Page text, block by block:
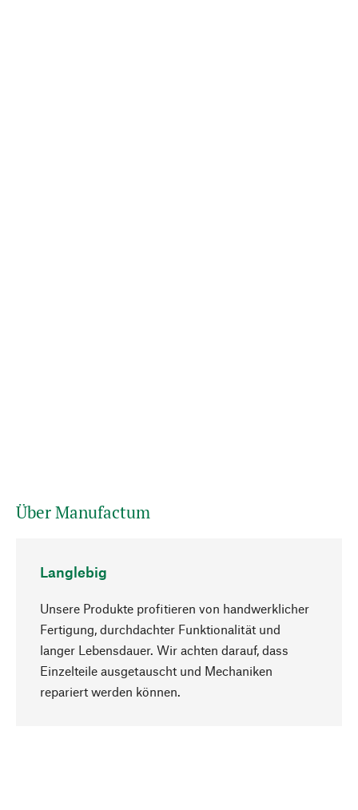
Über Manufactum
Langlebig
Unsere Produkte profitieren von handwerklicher
Fertigung, durchdachter Funktionalität und
langer Lebensdauer. Wir achten darauf, dass
Einzelteile ausgetauscht und Mechaniken
repariert werden können.